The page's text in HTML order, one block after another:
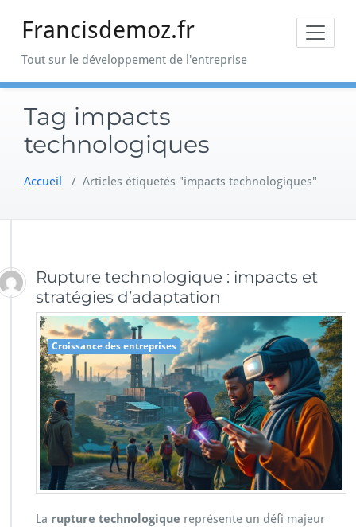
Francisdemoz.fr
Tout sur le développement de l'entreprise
Tag impacts
technologiques
Accueil / Articles étiquetés "impacts technologiques"
Rupture technologique : impacts et
stratégies d’adaptation
Croissance des entreprises
La rupture technologique représente un défi majeur